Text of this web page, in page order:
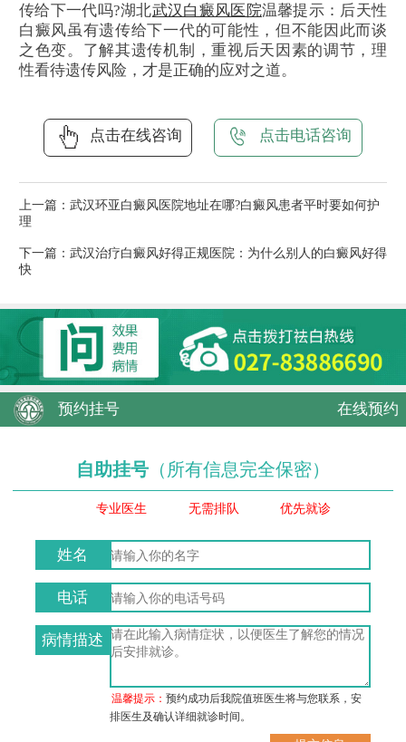
传给下一代吗?湖北武汉白癜风医院温馨提示：后天性
白癜风虽有遗传给下一代的可能性，但不能因此而谈
之色变。了解其遗传机制，重视后天因素的调节，理
性看待遗传风险，才是正确的应对之道。
点击在线咨询 点击电话咨询
上一篇： 武汉环亚白癜风医院地址在哪?白癜风患者平时要如何护
理
下一篇： 武汉治疗白癜风好得正规医院：为什么别人的白癜风好得
快
预约挂号 在线预约
自助挂号 （所有信息完全保密）
专业医生 无需排队 优先就诊
姓名
电话
病情描述
温馨提示：预约成功后我院值班医生将与您联系，安
排医生及确认详细就诊时间。